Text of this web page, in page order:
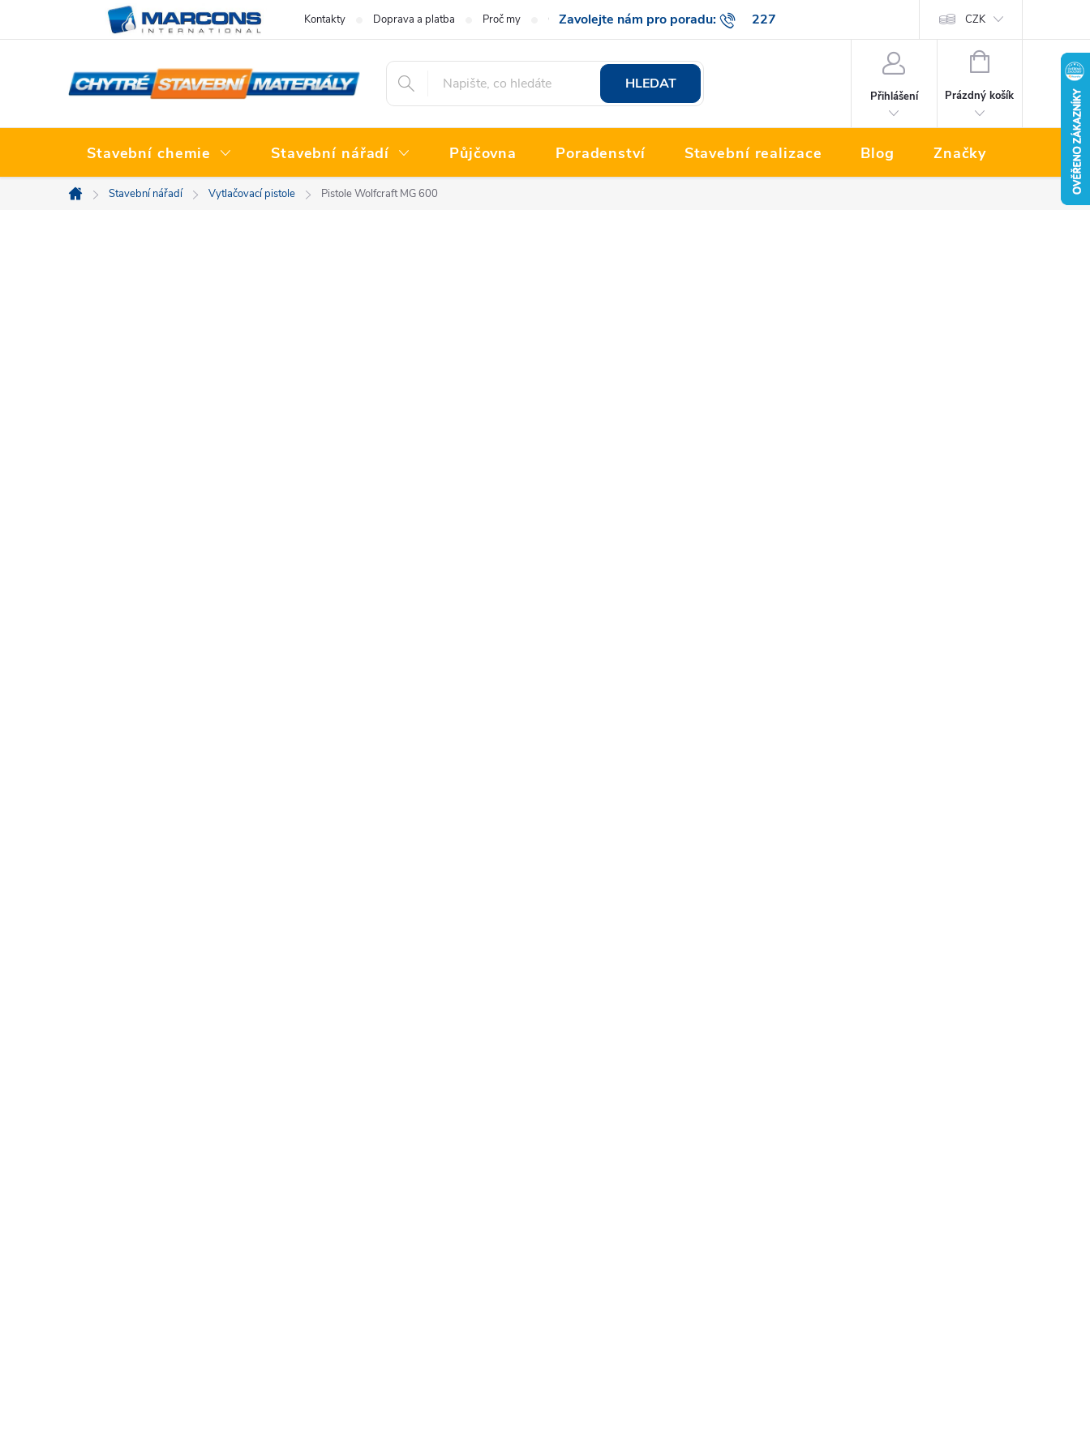
227
777 222
Kontakty Doprava a platba Proč my O nás Hodnocení obchodu Prodávané značky CZK
HLEDAT
Přihlášení
NÁKUPNÍ
Prázdný košík
Stavební chemie Stavební nářadí Půjčovna Poradenství Stavební realizace Blog Značky
Domů
Stavební nářadí Vytlačovací pistole Pistole Wolfcraft MG 600